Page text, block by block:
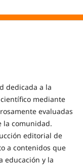
dedicada a la
mediante
evaluadas
la comunidad.
editorial de
a contenidos que
educación y la